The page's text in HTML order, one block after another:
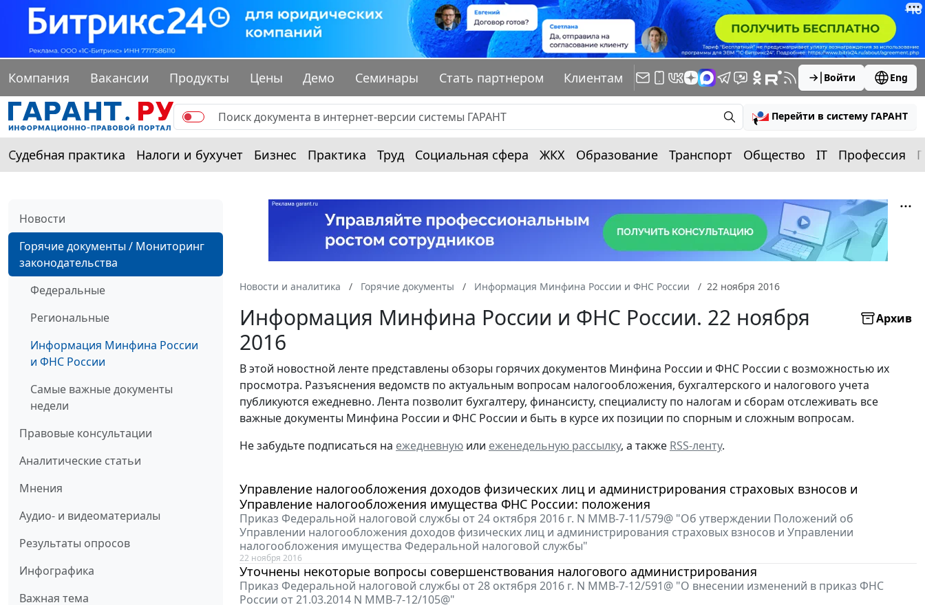
Компания Вакансии Продукты Цены Демо Семинары Стать партнером Клиентам Войти Eng
Перейти в систему ГАРАНТ
Судебная практика Налоги и бухучет Бизнес Практика Труд Социальная сфера ЖКХ Образование Транспорт Общество IT Профессия
Новости
Горячие документы / Мониторинг
законодательства
Федеральные
Региональные
Информация Минфина России
и ФНС России
Самые важные документы
недели
Правовые консультации
Аналитические статьи
Мнения
Аудио- и видеоматериалы
Результаты опросов
Инфографика
Важная тема
Новости и аналитика Горячие документы Информация Минфина России и ФНС России 22 ноября 2016
Информация Минфина России и ФНС России. 22 ноября
2016
Архив
В этой новостной ленте представлены обзоры горячих документов Минфина России и ФНС России с возможностью их
просмотра. Разъяснения ведомств по актуальным вопросам налогообложения, бухгалтерского и налогового учета
публикуются ежедневно. Лента позволит бухгалтеру, финансисту, специалисту по налогам и сборам отслеживать все
важные документы Минфина России и ФНС России и быть в курсе их позиции по спорным и сложным вопросам.
Не забудьте подписаться на ежедневную или еженедельную рассылку, а также RSS-ленту.
Управление налогообложения доходов физических лиц и администрирования страховых взносов и
Управление налогообложения имущества ФНС России: положения
Приказ Федеральной налоговой службы от 24 октября 2016 г. N ММВ-7-11/579@ "Об утверждении Положений об
Управлении налогообложения доходов физических лиц и администрирования страховых взносов и Управлении
налогообложения имущества Федеральной налоговой службы"
22 ноября 2016
Уточнены некоторые вопросы совершенствования налогового администрирования
Приказ Федеральной налоговой службы от 28 октября 2016 г. N ММВ-7-12/591@ "О внесении изменений в приказ ФНС
России от 21.03.2014 N ММВ-7-12/105@"